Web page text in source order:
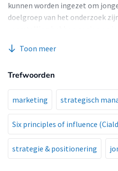
kunnen worden ingezet om
doelgroep van het onderzoek
Toon meer
Trefwoorden
marketing strategisch
Six principles of influence
strategie & positionering